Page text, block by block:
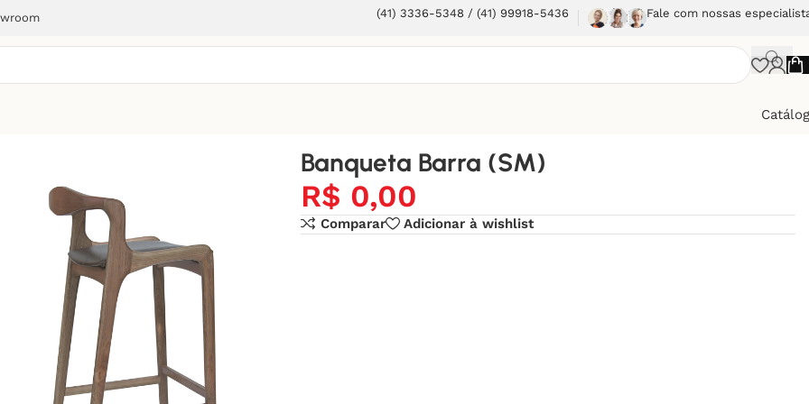
(41) 3336-5348 / (41) 99918-5436 Fale com nossas
Banqueta Barra (SM)
R$ 0,00
Comparar Adicionar à wishlist